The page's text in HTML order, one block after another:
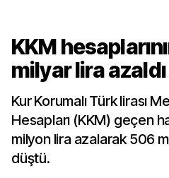
KKM
milyar lira azaldı
Kur Korumalı Türk lirası
Hesapları (KKM) geçen
milyon lira azalarak 506
düştü.